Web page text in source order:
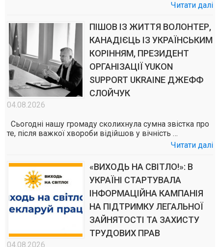
Читати далі
ПІШОВ ІЗ ЖИТТЯ ВОЛОНТЕР,
КАНАДІЄЦЬ ІЗ УКРАЇНСЬКИМ
КОРІННЯМ, ПРЕЗИДЕНТ
ОРГАНІЗАЦІЇ YUKON
SUPPORT UKRAINE ДЖЕФФ
СЛОЙЧУК
04.08.2026
Сьогодні нашу громаду сколихнула сумна звістка про
те, після важкої хвороби відійшов у вічність …
Читати далі
«ВИХОДЬ НА СВІТЛО!»: В
УКРАЇНІ СТАРТУВАЛА
ІНФОРМАЦІЙНА КАМПАНІЯ
НА ПІДТРИМКУ ЛЕГАЛЬНОЇ
ЗАЙНЯТОСТІ ТА ЗАХИСТУ
ТРУДОВИХ ПРАВ
04.08.2026